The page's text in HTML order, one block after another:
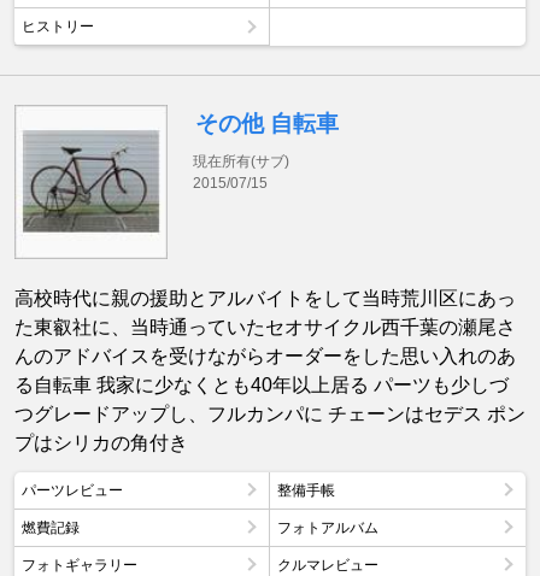
ヒストリー
その他 自転車
現在所有(サブ)
2015/07/15
高校時代に親の援助とアルバイトをして当時荒川区にあっ
た東叡社に、当時通っていたセオサイクル西千葉の瀬尾さ
んのアドバイスを受けながらオーダーをした思い入れのあ
る自転車 我家に少なくとも40年以上居る パーツも少しづ
つグレードアップし、フルカンパに チェーンはセデス ポン
プはシリカの角付き
パーツレビュー 整備手帳
燃費記録 フォトアルバム
フォトギャラリー クルマレビュー